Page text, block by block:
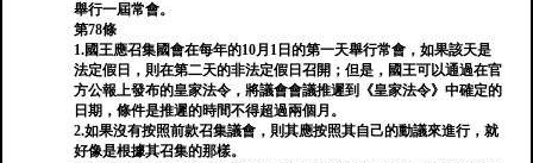
舉行一屆常會。
第78條
1.國王應召集國會在每年的10月1日的第一天舉行常會，如果該天是
法定假日，則在第二天的非法定假日召開；但是，國王可以通過在官
方公報上發布的皇家法令，將議會會議推遲到《皇家法令》中確定的
日期，條件是推遲的時間不得超過兩個月。
2.如果沒有按照前款召集議會，則其應按照其自己的動議來進行，就
好像是根據其召集的那樣。